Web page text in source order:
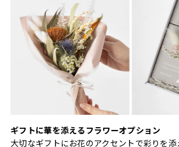
ギフトに華を添えるフラワーオプション
大切なギフトにお花のアクセントで彩りを